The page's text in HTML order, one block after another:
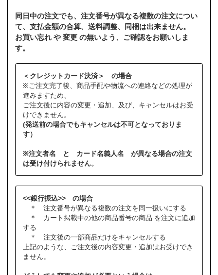
同日中の注文でも、注文番号が異なる複数の注文につい
て、支払金額の合算、送料調整、同梱は出来ません。
お買い忘れ や 変更 の無いよう、ご確認をお願いしま
す。
＜クレジットカード決済＞ の場合
※ご注文完了後、商品手配や物流への連絡などの処理が
進みますため、
ご注文後に内容の変更・追加、及び、キャンセルはお受
けできません。
(発送前の場合でもキャンセルは不可となっておりま
す）
※注文者名 と カード名義人名 が異なる場合の注文
は受け付けられません。
<<銀行振込>> の場合
＊ 注文番号が異なる複数の注文を同一扱いにする
＊ カート掲載中の他の商品番号の商品 を注文に追加
する
＊ 注文後の一部商品だけをキャンセルする
上記のような、ご注文後の内容変更・追加はお受けでき
ません。